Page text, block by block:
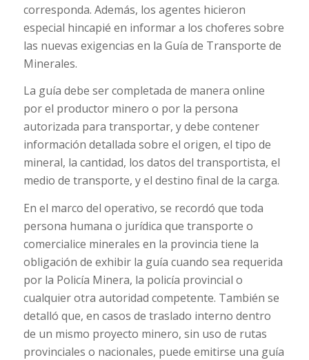
corresponda. Además, los agentes hicieron
especial hincapié en informar a los choferes sobre
las nuevas exigencias en la Guía de Transporte de
Minerales.
La guía debe ser completada de manera online
por el productor minero o por la persona
autorizada para transportar, y debe contener
información detallada sobre el origen, el tipo de
mineral, la cantidad, los datos del transportista, el
medio de transporte, y el destino final de la carga.
En el marco del operativo, se recordó que toda
persona humana o jurídica que transporte o
comercialice minerales en la provincia tiene la
obligación de exhibir la guía cuando sea requerida
por la Policía Minera, la policía provincial o
cualquier otra autoridad competente. También se
detalló que, en casos de traslado interno dentro
de un mismo proyecto minero, sin uso de rutas
provinciales o nacionales, puede emitirse una guía